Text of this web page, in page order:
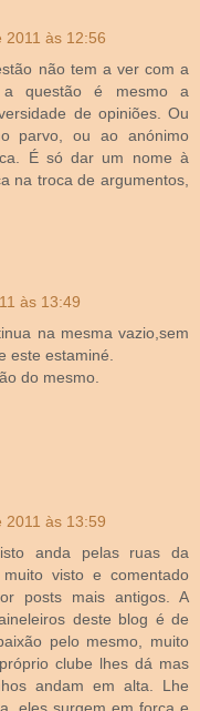
2011 às 12:56
não tem a ver com a
questão é mesmo a
de opiniões. Ou
parvo, ou ao anónimo
É só dar um nome à
na troca de argumentos,
às 13:49
na mesma vazio,sem
este estaminé.
do mesmo.
2011 às 13:59
anda pelas ruas da
visto e comentado
posts mais antigos. A
deste blog é de
pelo mesmo, muito
clube lhes dá mas
andam em alta. Lhe